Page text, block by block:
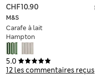
5.0
12 les commentaires reçus
M&S
Carafe à lait
Hampton
CHF10.90